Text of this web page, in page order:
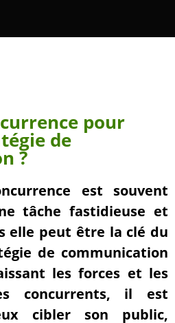
pour
de
?
est souvent
tâche fastidieuse et
elle peut être la clé du
de communication
les forces et les
concurrents, il est
cibler son public,